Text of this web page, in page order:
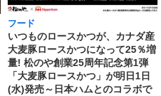
フード
いつものロースかつが、カナダ産
大麦豚ロースかつになって25％増
量! 松のや創業25周年記念第1弾
「大麦豚ロースかつ」が明日1日
(水)発売～日本ハムとのコラボで